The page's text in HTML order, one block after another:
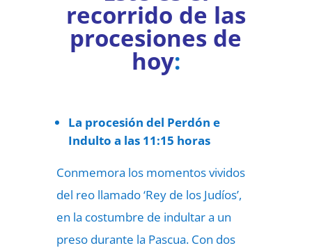
recorrido de las
procesiones de
hoy:
La procesión del Perdón e
Indulto a las 11:15 horas
Conmemora los momentos vividos
del reo llamado ‘Rey de los Judíos’,
en la costumbre de indultar a un
preso durante la Pascua. Con dos